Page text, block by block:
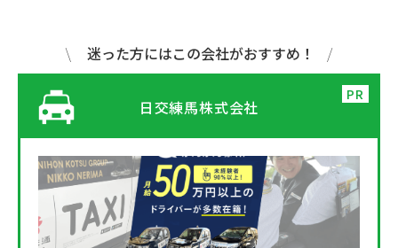
迷った方にはこの会社がおすすめ！
日交練馬株式会社